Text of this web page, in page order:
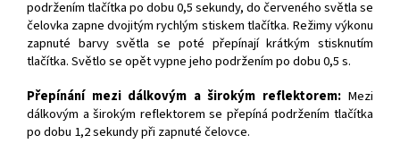
podržením tlačítka po dobu 0,5 sekundy, do červeného světla se
čelovka zapne dvojitým rychlým stiskem tlačítka. Režimy výkonu
zapnuté barvy světla se poté přepínají krátkým stisknutím
tlačítka. Světlo se opět vypne jeho podržením po dobu 0,5 s.
Přepínání mezi dálkovým a širokým reflektorem:Mezi
dálkovým a širokým reflektorem se přepíná podržením tlačítka
po dobu 1,2 sekundy při zapnuté čelovce.